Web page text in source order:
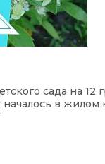
сада на 12
началось в жилом